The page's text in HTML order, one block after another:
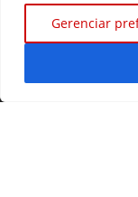
Gerenciar
vice na chapa à
Justiça mantém